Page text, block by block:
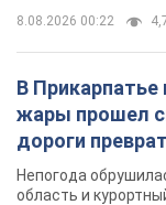
8.08.2026 00:22
В
жары прошел
дороги
Непогода
область и